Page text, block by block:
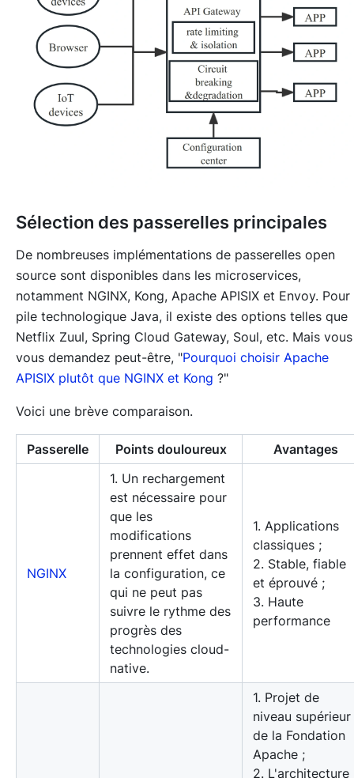
Sélection des passerelles principales
De nombreuses implémentations de passerelles open
source sont disponibles dans les microservices,
notamment NGINX, Kong, Apache APISIX et Envoy. Pour
pile technologique Java, il existe des options telles que
Netflix Zuul, Spring Cloud Gateway, Soul, etc. Mais vous
vous demandez peut-être, "Pourquoi choisir Apache
APISIX plutôt que NGINX et Kong ?"
Voici une brève comparaison.
Passerelle Points douloureux Avantages
NGINX
1. Un rechargement
est nécessaire pour
que les
modifications
prennent effet dans
la configuration, ce
qui ne peut pas
suivre le rythme des
progrès des
technologies cloud-
native.
1. Applications
classiques ;
2. Stable, fiable
et éprouvé ;
3. Haute
performance
1. Projet de
niveau supérieur
de la Fondation
Apache ;
2. L'architecture